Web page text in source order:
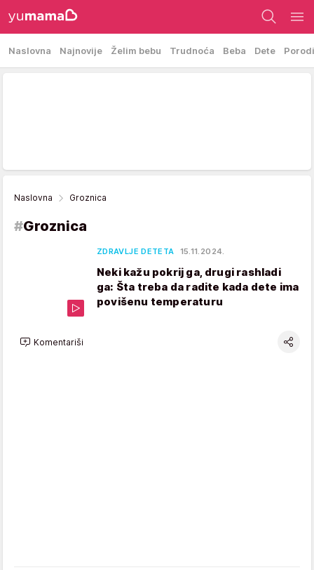
Naslovna Najnovije Želim bebu Trudnoća Beba Dete
Naslovna Groznica
#Groznica
ZDRAVLJE DETETA 15.11.2024.
Neki kažu pokrij ga, drugi rashladi
ga: Šta treba da radite kada dete ima
povišenu temperaturu
Komentariši